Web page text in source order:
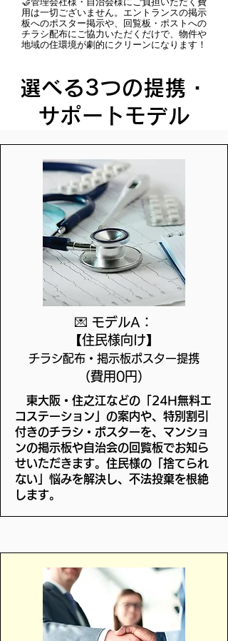
用は一切ございません。エントランスの掲示
板へのポスター掲示や、回覧板・ポストへの
チラシ配布にご協力いただくだけで、物件や
地域の住環境が劇的にクリーンになります！
選べる3つの提携・
サポートモデル
💌 モデルA：
【住民様向け】
チラシ配布・掲示板ポスター提携
（費用0円）
東大阪・住之江などの「24H無料エ
コステーション」の案内や、特別割引
付きのチラシ・ポスターを、マンショ
ンの掲示板や自治会の回覧板でお知ら
せいただきます。住民様の「捨てられ
ない」悩みを解決し、不法投棄を根絶
します。